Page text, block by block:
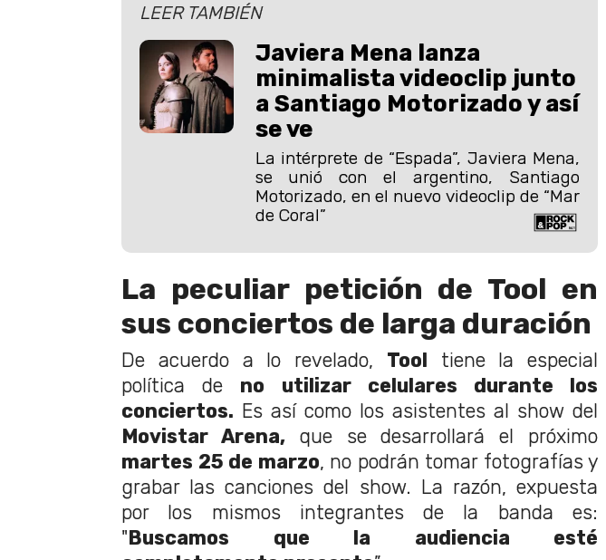
LEER TAMBIÉN
Javiera Mena lanza
minimalista videoclip junto
a Santiago Motorizado y así
se ve
La intérprete de “Espada”, Javiera Mena,
se unió con el argentino, Santiago
Motorizado, en el nuevo videoclip de “Mar
de Coral”
La peculiar petición de Tool en
sus conciertos de larga duración
De acuerdo a lo revelado, Tool tiene la especial
política de no utilizar celulares durante los
conciertos. Es así como los asistentes al show del
Movistar Arena,que se desarrollará el próximo
martes 25 de marzo, no podrán tomar fotografías y
grabar las canciones del show. La razón, expuesta
por los mismos integrantes de la banda es:
"Buscamos que la audiencia esté